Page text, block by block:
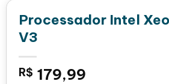
Processador Intel
V3
R$ 179,99